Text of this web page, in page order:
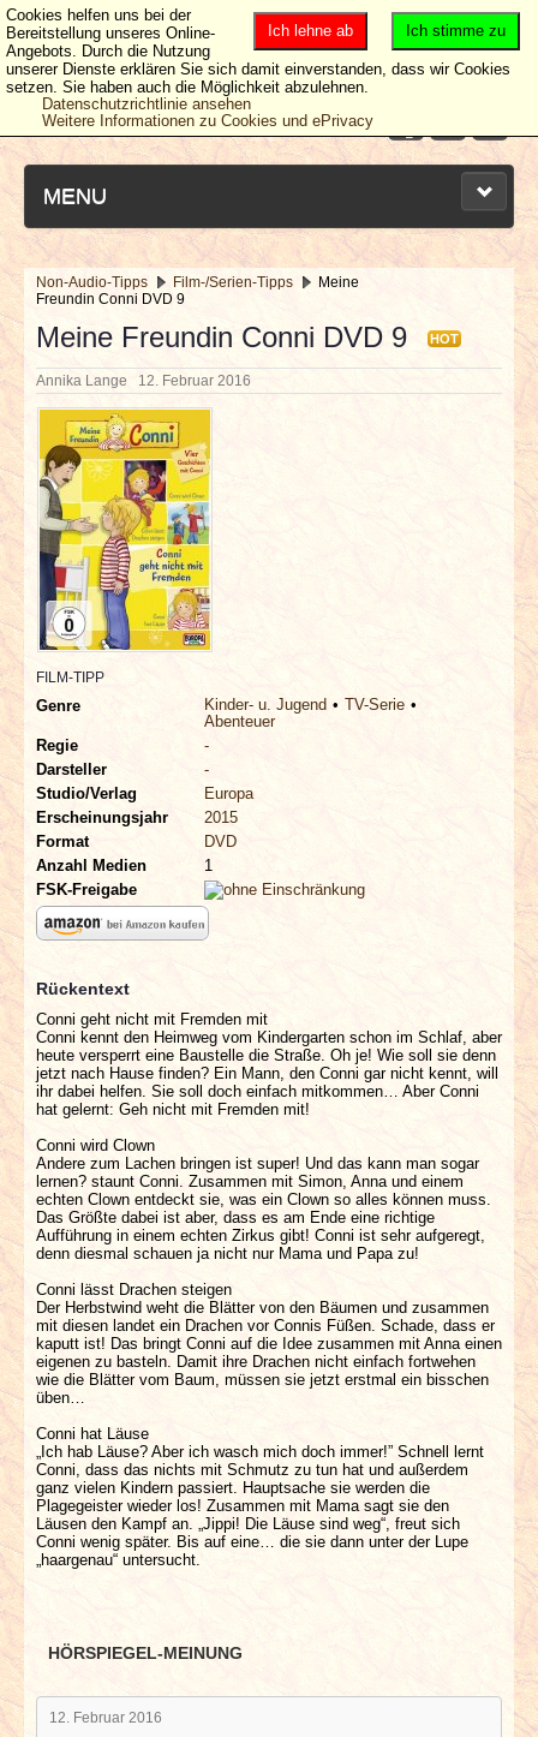
MENU
NEUESTE ARTIKEL
NEWS & DATES
BERICHTE
VERLOSUNGEN
INTERVIEWS
SPECIALS
REDAKTION
LINKS
ARCHIV
Non-Audio-Tipps Film-/Serien-Tipps
Meine
Freundin Conni DVD 9
Meine Freundin Conni DVD 9 HOT
Annika Lange 12. Februar 2016
FILM-TIPP
Genre Kinder- u. Jugend
TV-Serie
Abenteuer
Regie
-
Darsteller
-
Studio/Verlag
Europa
Erscheinungsjahr
2015
Format
DVD
Anzahl Medien
1
FSK-Freigabe
Rückentext
Conni geht nicht mit Fremden mit
Conni kennt den Heimweg vom Kindergarten schon im Schlaf, aber
heute versperrt eine Baustelle die Straße. Oh je! Wie soll sie denn
jetzt nach Hause finden? Ein Mann, den Conni gar nicht kennt, will
ihr dabei helfen. Sie soll doch einfach mitkommen… Aber Conni
hat gelernt: Geh nicht mit Fremden mit!
Conni wird Clown
Andere zum Lachen bringen ist super! Und das kann man sogar
lernen? staunt Conni. Zusammen mit Simon, Anna und einem
echten Clown entdeckt sie, was ein Clown so alles können muss.
Das Größte dabei ist aber, dass es am Ende eine richtige
Aufführung in einem echten Zirkus gibt! Conni ist sehr aufgeregt,
denn diesmal schauen ja nicht nur Mama und Papa zu!
Conni lässt Drachen steigen
Der Herbstwind weht die Blätter von den Bäumen und zusammen
mit diesen landet ein Drachen vor Connis Füßen. Schade, dass er
kaputt ist! Das bringt Conni auf die Idee zusammen mit Anna einen
eigenen zu basteln. Damit ihre Drachen nicht einfach fortwehen
wie die Blätter vom Baum, müssen sie jetzt erstmal ein bisschen
üben…
Conni hat Läuse
„Ich hab Läuse? Aber ich wasch mich doch immer!” Schnell lernt
Conni, dass das nichts mit Schmutz zu tun hat und außerdem
ganz vielen Kindern passiert. Hauptsache sie werden die
Plagegeister wieder los! Zusammen mit Mama sagt sie den
Läusen den Kampf an. „Jippi! Die Läuse sind weg“, freut sich
Conni wenig später. Bis auf eine… die sie dann unter der Lupe
„haargenau“ untersucht.
HÖRSPIEGEL-MEINUNG
12. Februar 2016
Ich stimme zu
Ich lehne ab
Cookies helfen uns bei der
Bereitstellung unseres Online-
Angebots. Durch die Nutzung
unserer Dienste erklären Sie sich damit einverstanden, dass wir Cookies
setzen. Sie haben auch die Möglichkeit abzulehnen.
Datenschutzrichtlinie ansehen
Weitere Informationen zu Cookies und ePrivacy